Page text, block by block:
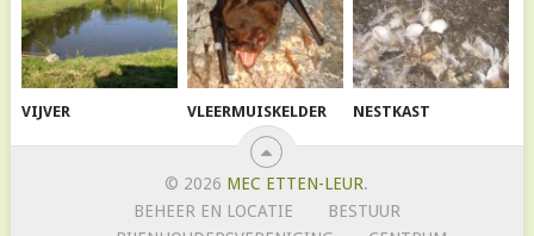
VIJVER VLEERMUISKELDER NESTKAST
© 2026 MEC ETTEN-LEUR.
BEHEER EN LOCATIE
BESTUUR